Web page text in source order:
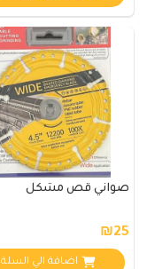
صواني قص مشكل
₪25
اضافة الي السلة